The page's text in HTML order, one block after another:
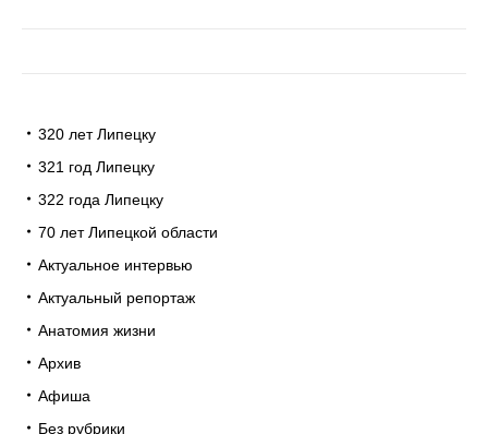
320 лет Липецку
321 год Липецку
322 года Липецку
70 лет Липецкой области
Актуальное интервью
Актуальный репортаж
Анатомия жизни
Архив
Афиша
Без рубрики